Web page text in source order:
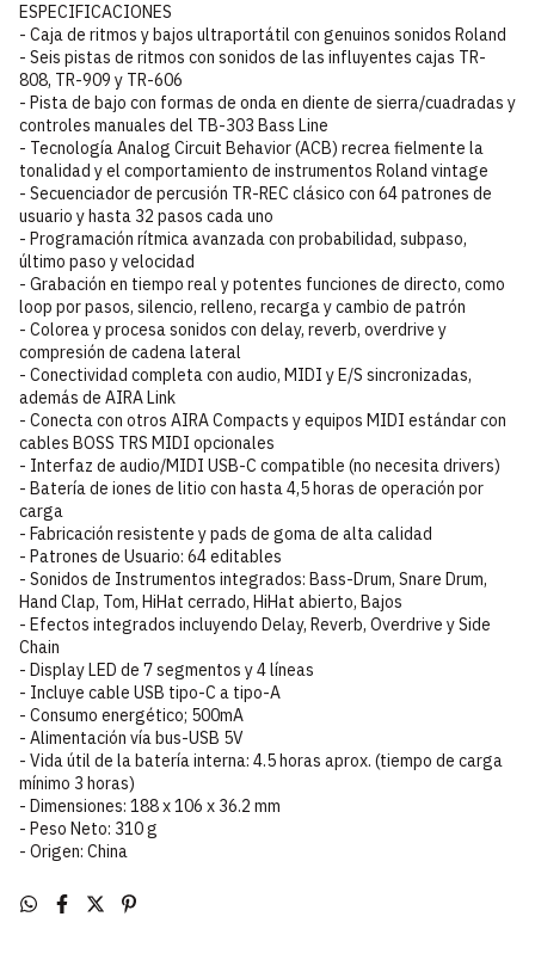
ESPECIFICACIONES
- Caja de ritmos y bajos ultraportátil con genuinos sonidos Roland
- Seis pistas de ritmos con sonidos de las influyentes cajas TR-
808, TR-909 y TR-606
- Pista de bajo con formas de onda en diente de sierra/cuadradas y
controles manuales del TB-303 Bass Line
- Tecnología Analog Circuit Behavior (ACB) recrea fielmente la
tonalidad y el comportamiento de instrumentos Roland vintage
- Secuenciador de percusión TR-REC clásico con 64 patrones de
usuario y hasta 32 pasos cada uno
- Programación rítmica avanzada con probabilidad, subpaso,
último paso y velocidad
- Grabación en tiempo real y potentes funciones de directo, como
loop por pasos, silencio, relleno, recarga y cambio de patrón
- Colorea y procesa sonidos con delay, reverb, overdrive y
compresión de cadena lateral
- Conectividad completa con audio, MIDI y E/S sincronizadas,
además de AIRA Link
- Conecta con otros AIRA Compacts y equipos MIDI estándar con
cables BOSS TRS MIDI opcionales
- Interfaz de audio/MIDI USB-C compatible (no necesita drivers)
- Batería de iones de litio con hasta 4,5 horas de operación por
carga
- Fabricación resistente y pads de goma de alta calidad
- Patrones de Usuario: 64 editables
- Sonidos de Instrumentos integrados: Bass-Drum, Snare Drum,
Hand Clap, Tom, HiHat cerrado, HiHat abierto, Bajos
- Efectos integrados incluyendo Delay, Reverb, Overdrive y Side
Chain
- Display LED de 7 segmentos y 4 líneas
- Incluye cable USB tipo-C a tipo-A
- Consumo energético; 500mA
- Alimentación vía bus-USB 5V
- Vida útil de la batería interna: 4.5 horas aprox. (tiempo de carga
mínimo 3 horas)
- Dimensiones: 188 x 106 x 36.2 mm
- Peso Neto: 310 g
- Origen: China